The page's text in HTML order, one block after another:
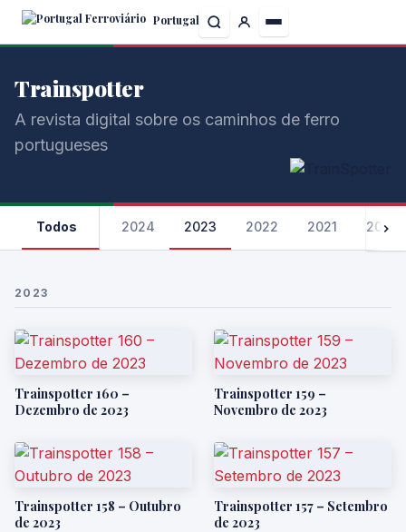
Skip
content
Portugal
Trainspotter
A revista digital sobre os caminhos de ferro
portugueses
Todos 2024 2023 2022 2021 2020
2023
Trainspotter 160 –
Dezembro de 2023
Trainspotter 159 –
Novembro de 2023
Trainspotter 158 – Outubro
de 2023
Trainspotter 157 – Setembro
de 2023